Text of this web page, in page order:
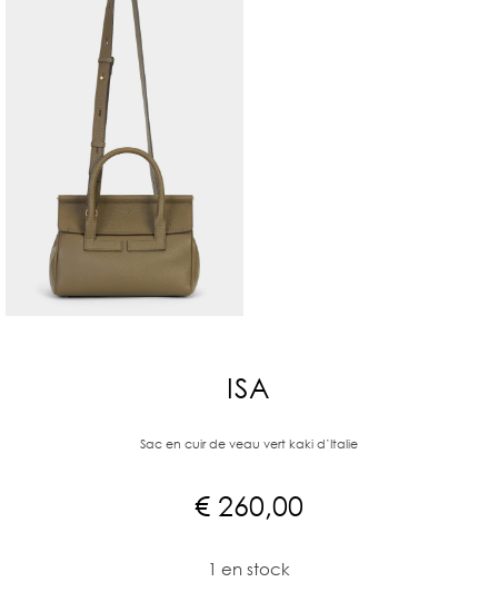
ISA
Sac en cuir de veau vert kaki d’Italie
€ 260,00
1 en stock